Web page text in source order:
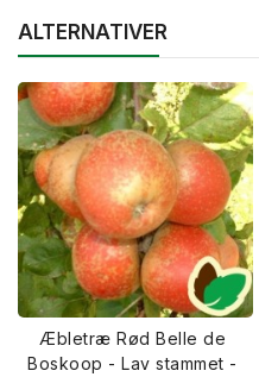
ALTERNATIVER
Æbletræ Rød Belle de
Boskoop - Lav stammet -